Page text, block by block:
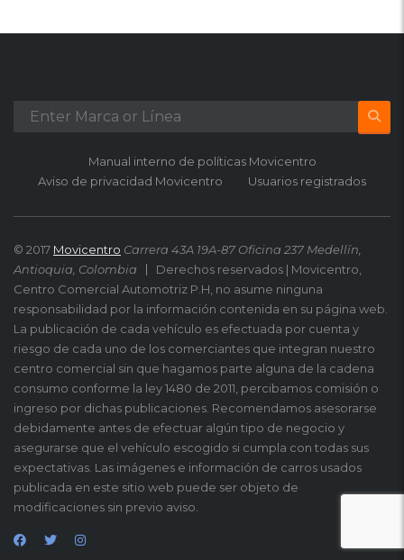
Manual interno de políticas Movicentro
Aviso de privacidad Movicentro
Usuarios registrados
© 2017 Movicentro Carrera 43A 19A-87 Oficina 237 Medellín,
Antioquia, Colombia
Derechos reservados | Movicentro,
Centro Comercial Automotriz P.H, no asume ninguna
responsabilidad por la información contenida en su página web.
La publicación de cada vehículo es efectuada por cuenta y
riesgo de cada uno de los comerciantes que integran nuestro
centro comercial sin que hagamos parte alguna de la cadena
consumo conforme la ley 1480 de 2011, percibamos comisión o
ingreso por dichas publicaciones. Recomendamos asesorarse
debidamente antes de efectuar algún tipo de negocio y
asegurarse que el vehículo escogido si cumpla con todas sus
expectativas. Las imágenes e información de carros usados
publicada en este sitio web puede ser objeto de
modificaciones sin previo aviso.